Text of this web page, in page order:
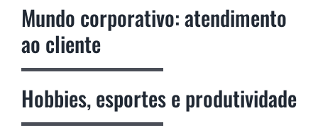
Mundo corporativo: atendimento
ao cliente
Hobbies, esportes e produtividade